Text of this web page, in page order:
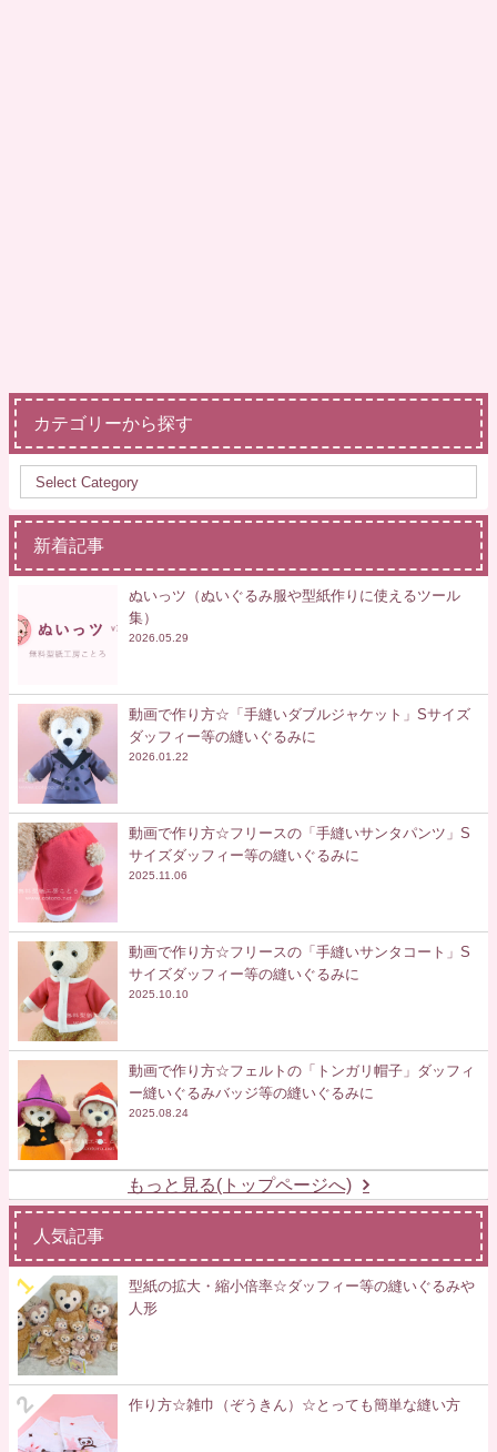
カテゴリーから探す
新着記事
ぬいっツ（ぬいぐるみ服や型紙作りに使えるツール
集）
2026.05.29
動画で作り方☆「手縫いダブルジャケット」Sサイズ
ダッフィー等の縫いぐるみに
2026.01.22
動画で作り方☆フリースの「手縫いサンタパンツ」S
サイズダッフィー等の縫いぐるみに
2025.11.06
動画で作り方☆フリースの「手縫いサンタコート」S
サイズダッフィー等の縫いぐるみに
2025.10.10
動画で作り方☆フェルトの「トンガリ帽子」ダッフィ
ー縫いぐるみバッジ等の縫いぐるみに
2025.08.24
もっと見る(トップページへ)
人気記事
型紙の拡大・縮小倍率☆ダッフィー等の縫いぐるみや
人形
作り方☆雑巾（ぞうきん）☆とっても簡単な縫い方